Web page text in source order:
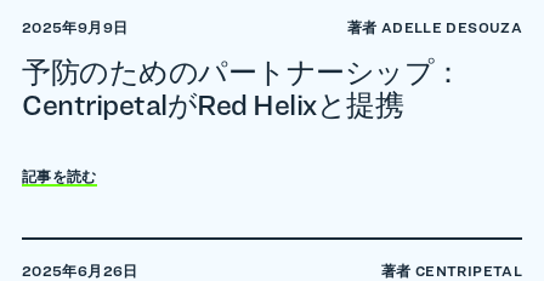
2025年9月9日 著者 ADELLE DESOUZA
予防のためのパートナーシップ：
CentripetalがRed Helixと提携
記事を読む
2025年6月26日 著者 CENTRIPETAL